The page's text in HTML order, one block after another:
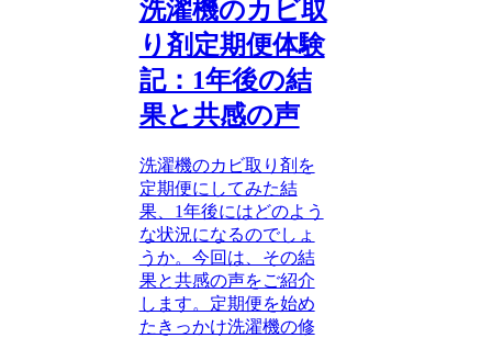
洗濯機のカビ取
り剤定期便体験
記：1年後の結
果と共感の声
洗濯機のカビ取り剤を
定期便にしてみた結
果、1年後にはどのよう
な状況になるのでしょ
うか。今回は、その結
果と共感の声をご紹介
します。定期便を始め
たきっかけ洗濯機の修